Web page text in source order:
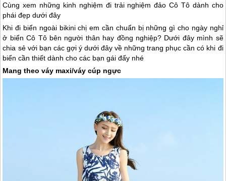
Cùng xem những kinh nghiệm đi trải nghiệmđảo Cô Tôdành cho
phái đẹp dưới đây
Khi đi biển ngoài bikini chị em cần chuẩn bị những gì cho ngày nghỉ
ở biểnCô Tôbên người thân hay đồng nghiệp? Dưới đây mình sẽ
chia sẻ với bạn các gợi ý dưới đây về những trang phục cần có khi đi
biển cần thiết dành cho các bạn gái đấy nhé
Mang theo váy maxi/váy cúp ngực